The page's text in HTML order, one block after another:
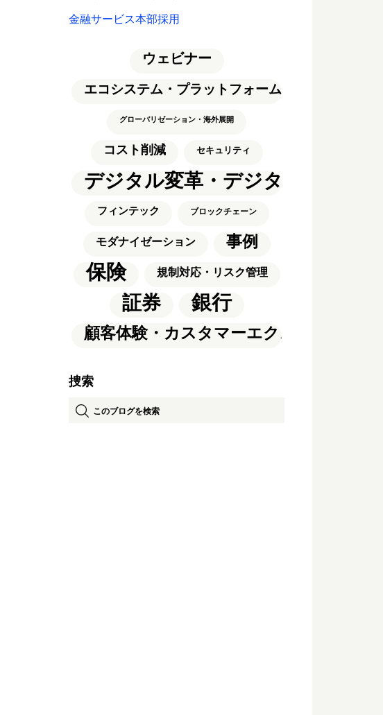
金融サービス本部採用
ウェビナー
エコシステム・プラットフォーム
グローバリゼーション・海外展開
コスト削減 セキュリティ
デジタル変革・デジタルトラン
フィンテック ブロックチェーン
モダナイゼーション 事例
保険 規制対応・リスク管理
証券 銀行
顧客体験・カスタマーエクスペリエンス
捜索